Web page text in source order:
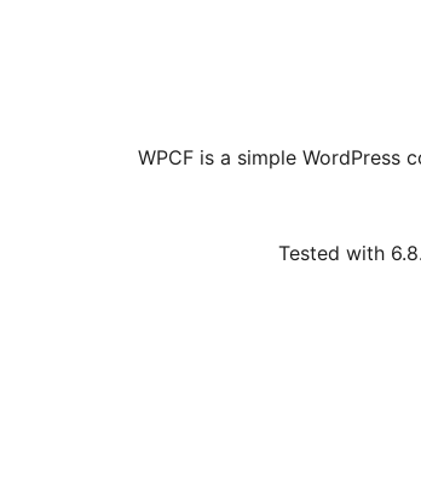
WPCF is a simple WordPress
Tested with